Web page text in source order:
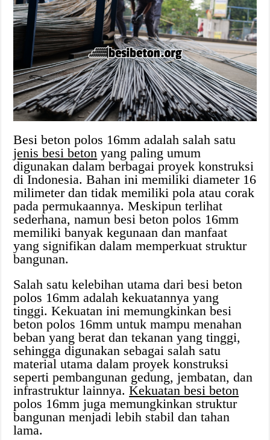
Besi beton polos 16mm adalah salah satu
jenis besi beton yang paling umum
digunakan dalam berbagai proyek konstruksi
di Indonesia. Bahan ini memiliki diameter 16
milimeter dan tidak memiliki pola atau corak
pada permukaannya. Meskipun terlihat
sederhana, namun besi beton polos 16mm
memiliki banyak kegunaan dan manfaat
yang signifikan dalam memperkuat struktur
bangunan.
Salah satu kelebihan utama dari besi beton
polos 16mm adalah kekuatannya yang
tinggi. Kekuatan ini memungkinkan besi
beton polos 16mm untuk mampu menahan
beban yang berat dan tekanan yang tinggi,
sehingga digunakan sebagai salah satu
material utama dalam proyek konstruksi
seperti pembangunan gedung, jembatan, dan
infrastruktur lainnya.Kekuatan besi beton
polos 16mm juga memungkinkan struktur
bangunan menjadi lebih stabil dan tahan
lama.